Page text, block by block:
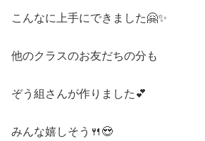
こんなに上手にできました🤗✨
他のクラスのお友だちの分も
ぞう組さんが作りました💕
みんな嬉しそう🍴😍